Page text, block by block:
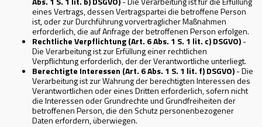
eines Vertrags, dessen Vertragspartei die betroffene Person
ist, oder zur Durchführung vorvertraglicher Maßnahmen
erforderlich, die auf Anfrage der betroffenen Person erfolgen.
Rechtliche Verpflichtung (Art. 6 Abs. 1 S. 1 lit. c) DSGVO)-
Die Verarbeitung ist zur Erfüllung einer rechtlichen
Verpflichtung erforderlich, der der Verantwortliche unterliegt.
Berechtigte Interessen (Art. 6 Abs. 1 S. 1 lit. f) DSGVO)- Die
Verarbeitung ist zur Wahrung der berechtigten Interessen des
Verantwortlichen oder eines Dritten erforderlich, sofern nicht
die Interessen oder Grundrechte und Grundfreiheiten der
betroffenen Person, die den Schutz personenbezogener
Daten erfordern, überwiegen.